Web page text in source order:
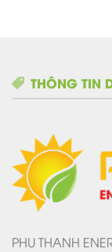
THÔNG TIN
PHU THANH